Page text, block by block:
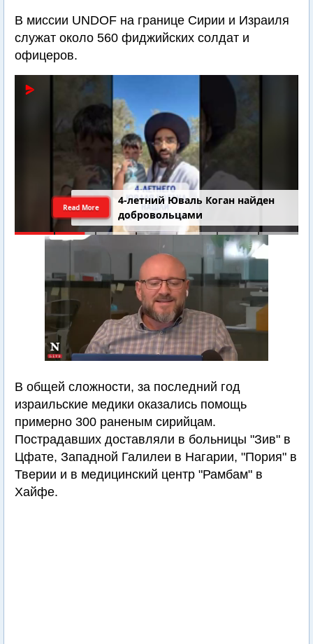
В миссии UNDOF на границе Сирии и Израиля
служат около 560 фиджийских солдат и
офицеров.
4-летний Юваль Коган найден
добровольцами
Read More
В общей сложности, за последний год
израильские медики оказались помощь
примерно 300 раненым сирийцам.
Пострадавших доставляли в больницы "Зив" в
Цфате, Западной Галилеи в Нагарии, "Пория" в
Тверии и в медицинский центр "Рамбам" в
Хайфе.